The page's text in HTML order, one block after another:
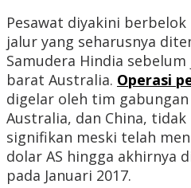
Pesawat diyakini
jalur yang seharusnya
Samudera Hindia
barat Australia. Operasi
digelar oleh tim
Australia, dan China,
signifikan meski telah
dolar AS hingga akhirnya
pada Januari 2017.